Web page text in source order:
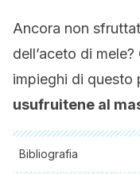
Ancora non
dell’aceto di
impieghi di questo
usufruitene al
Bibliografia